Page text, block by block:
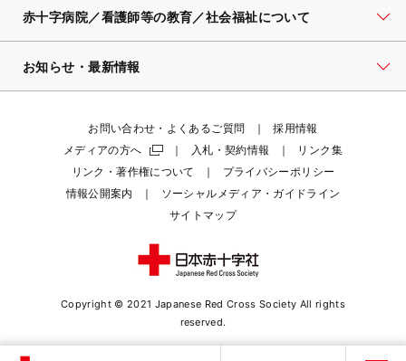
赤十字病院／看護師等の教育／社会福祉について
お知らせ・最新情報
お問い合わせ・よくあるご質問
採用情報
メディアの方へ
入札・契約情報
リンク集
リンク・著作権について
プライバシーポリシー
情報公開案内
ソーシャルメディア・ガイドライン
サイトマップ
Copyright © 2021 Japanese Red Cross Society All rights
reserved.